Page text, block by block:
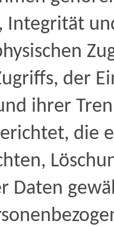
Integrität
der
ihrer
die
Daten